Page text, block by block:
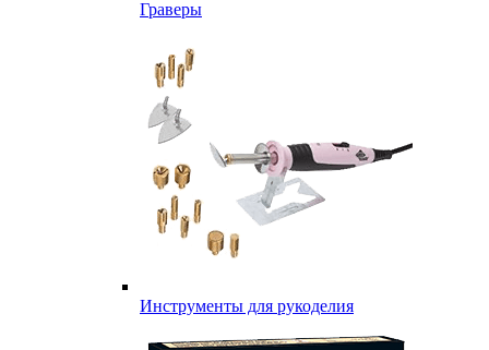
Граверы
Инструменты для рукоделия